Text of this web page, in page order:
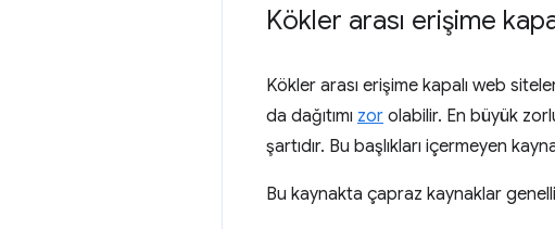
Kökler arası erişime
Kökler arası erişime kapalı web
da dağıtımı zor olabilir. En büyük
şartıdır. Bu başlıkları içermeyen
Bu kaynakta çapraz kaynaklar